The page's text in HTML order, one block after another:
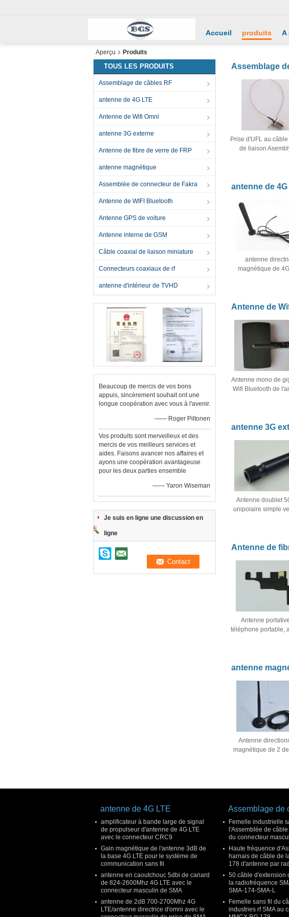
Accueil produits A
Aperçu Produits
TOUS LES PRODUITS
Assemblage de câbles RF
antenne de 4G LTE
Antenne de Wifi Omni
antenne 3G externe
Antenne de fibre de verre de FRP
antenne magnétique
Assemblée de connecteur de Fakra
Antenne de WIFI Bluetooth
Antenne GPS de voiture
Antenne interne de GSM
Câble coaxial de liaison miniature
Connecteurs coaxiaux de rf
antenne d'intérieur de TVHD
Beaucoup de mercis de vos bons
appuis, sincèrement souhait ont une
longue coopération avec vous à l'avenir.
—— Roger Piltonen
Vos produits sont merveilleux et des
mercis de vos meilleurs services et
aides. Faisons avancer nos affaires et
ayons une coopération avantageuse
pour les deux parties ensemble
—— Yaron Wiseman
Je suis en ligne une discussion en
ligne
Assemblage
Prise d'UFL au câble
de liaison
antenne de 4G
antenne
magnétique de
Antenne de
Antenne mono de
Wifi Bluetooth de
antenne 3G
Antenne doublet
unipolaire simple
Antenne de
Antenne
téléphone portable,
antenne
Antenne
magnétique de 2
antenne de 4G LTE
amplificateur à bande large de signal
de propulseur d'antenne de 4G LTE
avec le connecteur CRC9
Gain magnétique de l'antenne 3dB de
la base 4G LTE pour le système de
communication sans fil
antenne en caoutchouc 5dbi de canard
de 824-2600Mhz 4G LTE avec le
connecteur masculin de SMA
antenne de 2dB 700-2700Mhz 4G
LTE/antenne directrice d'omni avec le
Assemblage de
Femelle industrielle
l'Assemblée de
du connecteur
Haute fréquence
harnais de câble de
178 d'antenne par
50 câble d'extension
la radiofréquence
SMA-174-SMA-L
Femelle sans fil du
industries rf SMA au